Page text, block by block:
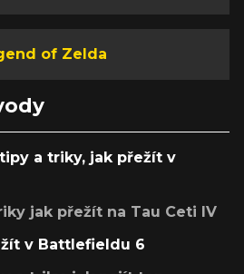
of Zelda
a triky, jak přežít v
jak přežít na Tau Ceti IV
v Battlefieldu 6